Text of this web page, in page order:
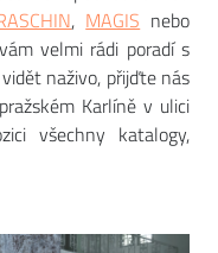
, MAGIS nebo
velmi rádi poradí s
naživo, přijďte nás
Karlíně v ulici
všechny katalogy,